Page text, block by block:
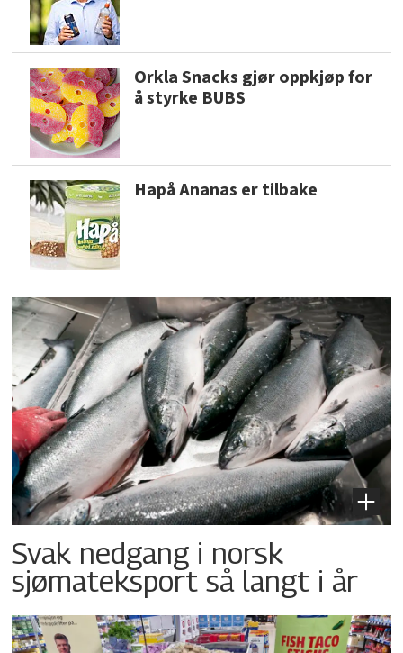
Orkla Snacks gjør oppkjøp for
å styrke BUBS
Hapå Ananas er tilbake
Svak nedgang i norsk
sjømateksport så langt i år